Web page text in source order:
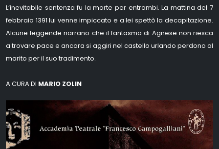
L’inevitabile sentenza fu la morte per entrambi. La mattina del 7
febbraio 1391 lui venne impiccato e a lei spettò la decapitazione.
Alcune leggende narrano che il fantasma di Agnese non riesca
a trovare pace e ancora si aggiri nel castello urlando perdono al
marito per il suo tradimento.
A CURA DI MARIO ZOLIN